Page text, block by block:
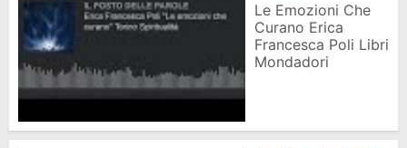
Le Emozioni Che
Curano Erica
Francesca Poli Libri
Mondadori